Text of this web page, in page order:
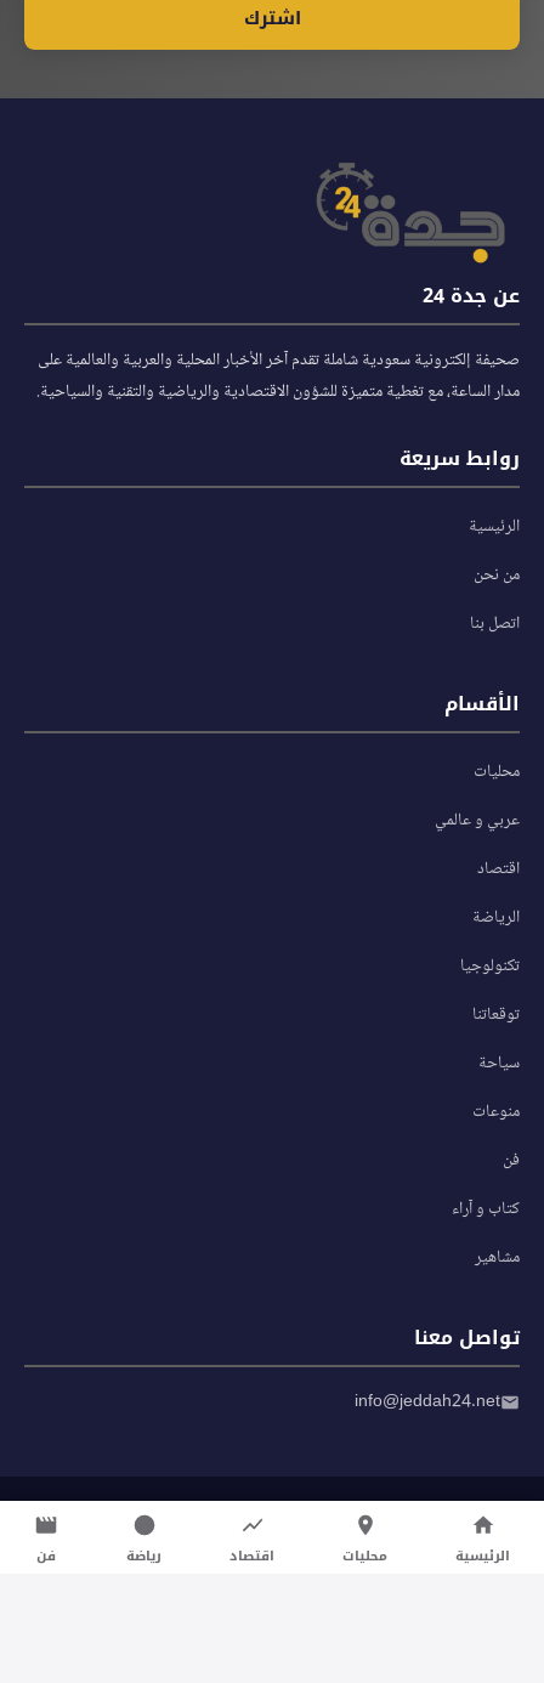
اشترك
عن جدة 24
صحيفة إلكترونية سعودية شاملة تقدم آخر الأخبار المحلية والعربية والعالمية على
مدار الساعة، مع تغطية متميزة للشؤون الاقتصادية والرياضية والتقنية والسياحية.
روابط سريعة
الرئيسية
من نحن
اتصل بنا
الأقسام
محليات
عربي و عالمي
اقتصاد
الرياضة
تكنولوجيا
توقعاتنا
سياحة
منوعات
فن
كتاب و آراء
مشاهير
تواصل معنا
info@jeddah24.net
سياسة الخصوصية
شروط الاستخدام
الرئيسية محليات اقتصاد رياضة فن